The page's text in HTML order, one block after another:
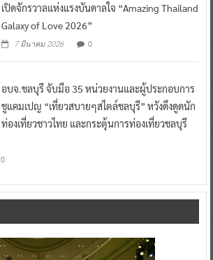
เปิดจักรวาลแห่งแรงบันดาลใจ “Amazing Thailand
Galaxy of Love 2026”
7 มีนาคม 2026 0
อบจ.ชลบุรี จับมือ 35 หน่วยงานและผู้ประกอบการ
ชูแคมเปญ “เที่ยวสบายๆสไตล์ชลบุรี” หวังดึงดูดนัก
ท่องเที่ยวชาวไทย และกระตุ้นการท่องเที่ยวชลบุรี
0